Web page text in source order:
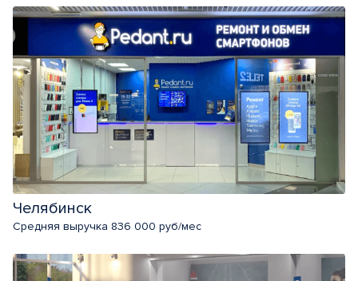
Челябинск
Средняя выручка 836 000 руб/мес